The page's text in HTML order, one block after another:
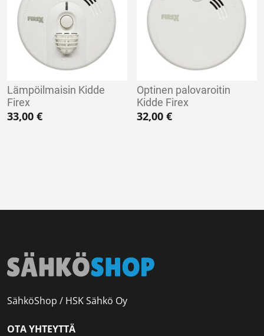
Lämpöilmaisin Kidde
Firex
33,00 €
Optinen palovaroitin
Kidde Firex
32,00€
SähköShop / HSK Sähkö Oy
OTA YHTEYTTÄ